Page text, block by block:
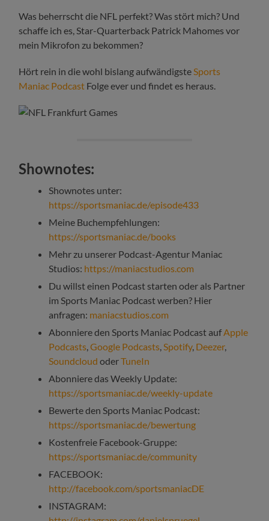
Was beherrscht die NFL perfekt? Was stört mich? Und
schaffe ich es, Star-Quarterback Patrick Mahomes vor
mein Mikrofon zu bekommen?
Hört rein in die wohl bislang aufwändigsteSports
Maniac Podcast Folge ever und findet es heraus.
Shownotes:
Shownotes unter:
https://sportsmaniac.de/episode433
Meine Buchempfehlungen:
https://sportsmaniac.de/books
Mehr zu unserer Podcast-Agentur Maniac
Studios: https://maniacstudios.com
Du willst einen Podcast starten oder als Partner
im Sports Maniac Podcast werben? Hier
anfragen: maniacstudios.com
Abonniere den Sports Maniac Podcast aufApple
Podcasts,Google Podcasts,Spotify, Deezer,
Soundcloud oderTuneIn
Abonniere das Weekly Update:
https://sportsmaniac.de/weekly-update
Bewerte den Sports Maniac Podcast:
https://sportsmaniac.de/bewertung
Kostenfreie Facebook-Gruppe:
https://sportsmaniac.de/community
FACEBOOK:
http://facebook.com/sportsmaniacDE
INSTAGRAM: